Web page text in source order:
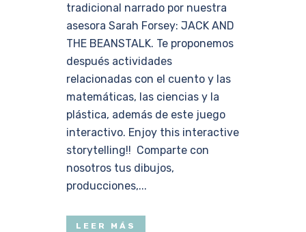
tradicional narrado por nuestra
asesora Sarah Forsey: JACK AND
THE BEANSTALK. Te proponemos
después actividades
relacionadas con el cuento y las
matemáticas, las ciencias y la
plástica, además de este juego
interactivo. Enjoy this interactive
storytelling!! Comparte con
nosotros tus dibujos,
producciones,...
LEER MÁS